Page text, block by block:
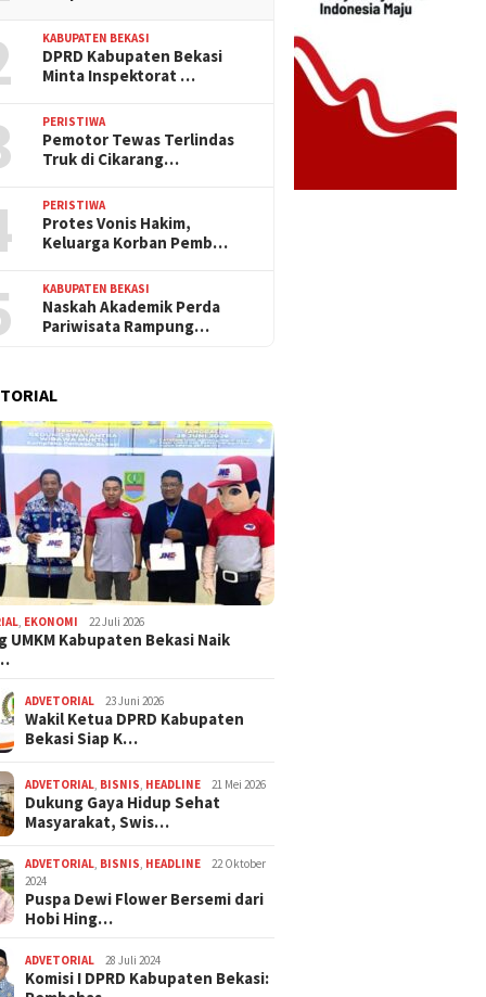
Polres Metro
SIM dengan
21 Mei 2026
Kabupaten Bekasi
Targetkan Pembentukan
200 Bank Sampah Baru di
2026
KABUPATEN BEKASI
DPRD Kabupaten Bekasi
Minta Inspektorat …
PERISTIWA
Pemotor Tewas Terlindas
Truk di Cikarang…
PERISTIWA
Protes Vonis Hakim,
Keluarga Korban Pemb…
KABUPATEN BEKASI
Naskah Akademik Perda
Pariwisata Rampung…
EKONOMI 22 Juli 2026
UMKM Kabupaten Bekasi Naik
ADVETORIAL 23 Juni 2026
Wakil Ketua DPRD Kabupaten
Bekasi Siap K…
ADVETORIAL BISNIS HEADLINE 21 Mei 2026
Dukung Gaya Hidup Sehat
Masyarakat, Swis…
ADVETORIAL BISNIS HEADLINE
22 Oktober
2024
Puspa Dewi Flower Bersemi dari
Hobi Hing…
ADVETORIAL 28 Juli 2024
Komisi I DPRD Kabupaten Bekasi: